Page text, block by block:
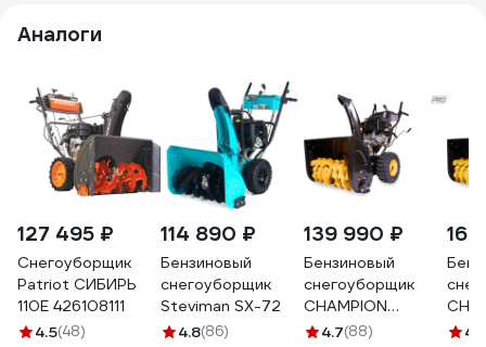
Аналоги
127 495 ₽
Снегоуборщик
Patriot СИБИРЬ
110Е 426108111
4.5(48)
114 890 ₽
Бензиновый
снегоуборщик
Steviman SX-72
4.8(86)
139 990 ₽
Бензиновый
снегоуборщик
CHAMPION
ST1170E
4.7(88) 4.7